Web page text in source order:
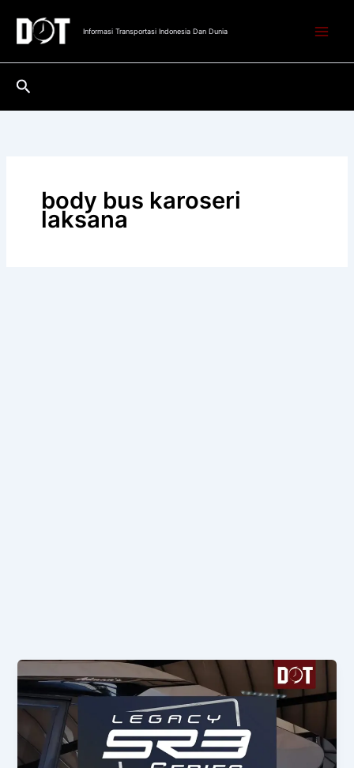
konten
Informasi Transportasi Indonesia Dan Dunia
Cari
body bus karoseri
laksana